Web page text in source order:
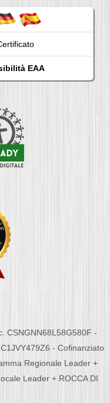
EAA
CSNGNN68L58G580F -
- Cofinanziato
Regionale Leader +
Leader + ROCCA DI